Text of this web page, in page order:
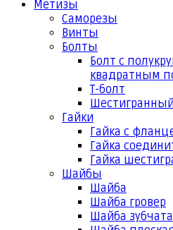
Метизы
Саморезы
Винты
Болты
Болт с
квадратным
Т-болт
Гайки
Гайка с
Гайка
Гайка
Шайбы
Шайба
Шайба гровер
Шайба